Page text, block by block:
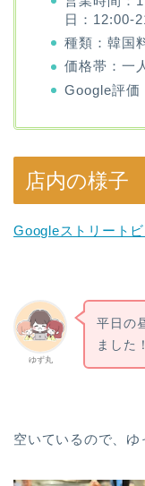
日：12:00-
種類：韓国
価格帯：一
Google評価
店内の様子
Googleストリート
ゆず丸
平日の
ました！
空いているので、ゆ